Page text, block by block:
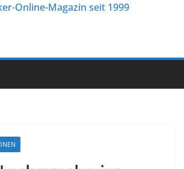
Online-Magazin seit 1999